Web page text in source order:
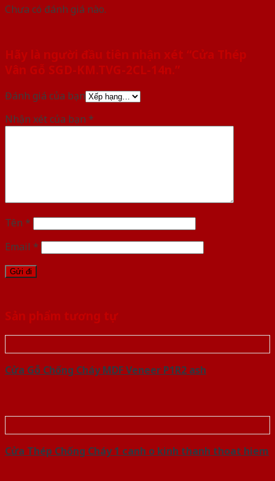
Chưa có đánh giá nào.
Hãy là người đầu tiên nhận xét “Cửa Thép
Vân Gỗ SGD-KM.TVG-2CL-14n.”
Đánh giá của bạn
Nhận xét của bạn *
Tên *
Email *
Sản phẩm tương tự
Cửa Gỗ Chống Cháy MDF Veneer P1R2 ash
Cửa Thép Chống Cháy 1 canh o kinh thanh thoat hiem